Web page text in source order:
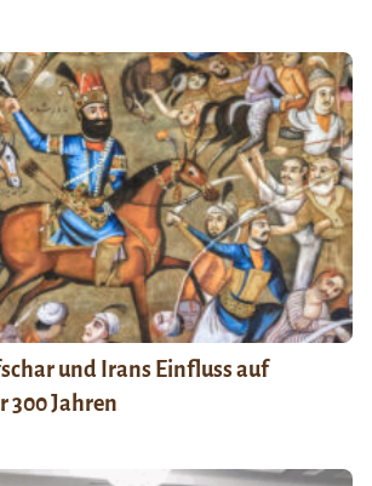
und Irans Einfluss auf
300 Jahren